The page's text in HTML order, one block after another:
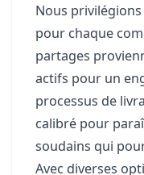
Nous
pour chaque
partages
actifs pour un
processus de
calibré pour
soudains qui
Avec diverses